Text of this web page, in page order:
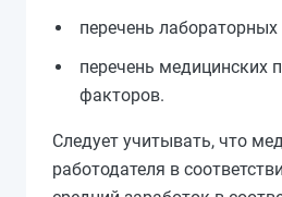
перечень
перечень медицинских
факторов.
Следует учитывать, что
работодателя в